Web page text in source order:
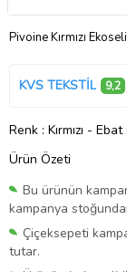
Pivoine Kırmızı
KVS TEKSTİL 9,2
Renk : Kırmızı - Ebat
Ürün Özeti
Bu ürünün
kampanya
Çiçeksepeti
tutar.